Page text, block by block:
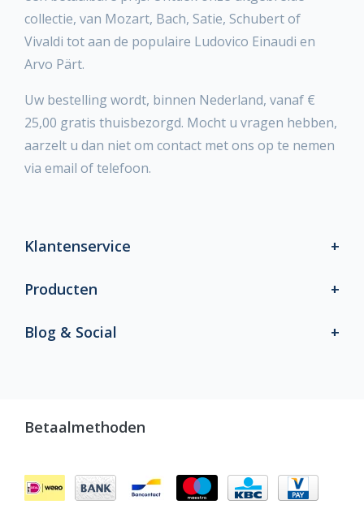
collectie, van Mozart, Bach, Satie, Schubert of
Vivaldi tot aan de populaire Ludovico Einaudi en
Arvo Pärt.
Uw bestelling wordt, binnen Nederland, vanaf €
25,00 gratis thuisbezorgd. Mocht u vragen hebben,
aarzelt u dan niet om contact met ons op te nemen
via email of telefoon.
Klantenservice
Producten
Blog & Social
Betaalmethoden